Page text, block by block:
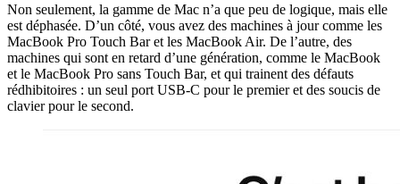
Non seulement, la gamme de Mac n’a que peu de logique, mais elle
est déphasée. D’un côté, vous avez des machines à jour comme les
MacBook Pro Touch Bar et les MacBook Air. De l’autre, des
machines qui sont en retard d’une génération, comme le MacBook
et le MacBook Pro sans Touch Bar, et qui trainent des défauts
rédhibitoires : un seul port USB-C pour le premier et des soucis de
clavier pour le second.